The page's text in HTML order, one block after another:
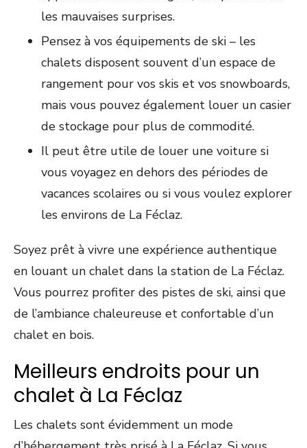
les mauvaises surprises.
Pensez à vos équipements de ski – les
chalets disposent souvent d’un espace de
rangement pour vos skis et vos snowboards,
mais vous pouvez également louer un casier
de stockage pour plus de commodité.
Il peut être utile de louer une voiture si
vous voyagez en dehors des périodes de
vacances scolaires ou si vous voulez explorer
les environs de La Féclaz.
Soyez prêt à vivre une expérience authentique
en louant un chalet dans la station de La Féclaz.
Vous pourrez profiter des pistes de ski, ainsi que
de l’ambiance chaleureuse et confortable d’un
chalet en bois.
Meilleurs endroits pour un
chalet à La Féclaz
Les chalets sont évidemment un mode